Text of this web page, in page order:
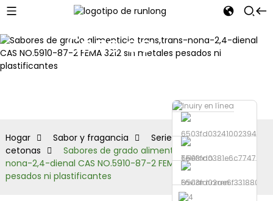
Teléfono
Enviar correo
Serie de
Hogar Sabor y fragancia
Serie de aldehídos y
cetonas
Sabores de grado alimenticio trans,trans-
nona-2,4-dienal CAS NO.5910-87-2 FEMA 3212 sin metales
pesados ​​ni plastificantes